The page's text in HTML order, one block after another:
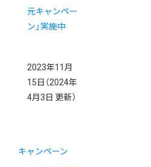
元キャンペー
ン」実施中
2023年11月
15日 （2024年
4月3日 更新）
キャンペーン